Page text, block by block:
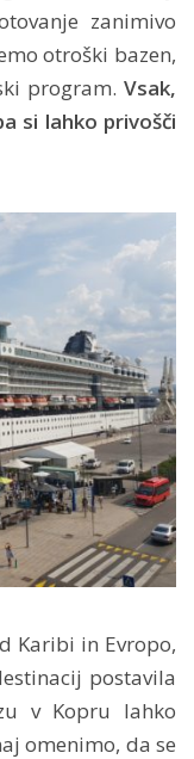
zanimivo
otroški bazen,
program. Vsak,
si lahko privošči
Karibi in Evropo,
postavila
v Kopru lahko
omenimo, da se